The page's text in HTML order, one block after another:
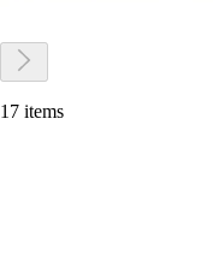
17 items